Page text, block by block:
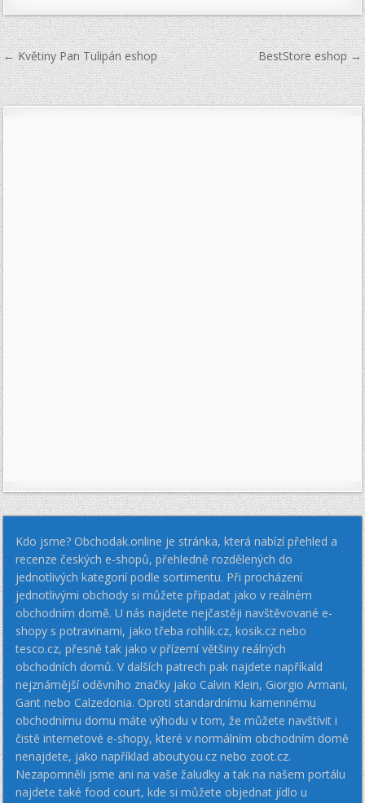
Navigace
pro
příspěvek
← Květiny Pan Tulipán eshop BestStore eshop →
Kdo jsme? Obchodak.online je stránka, která nabízí přehled a
recenze českých e-shopů, přehledně rozdělených do
jednotlivých kategorií podle sortimentu. Při procházení
jednotlivými obchody si můžete připadat jako v reálném
obchodním domě. U nás najdete nejčastěji navštěvované e-
shopy s potravinami, jako třeba rohlik.cz, kosik.cz nebo
tesco.cz, přesně tak jako v přízemí většiny reálných
obchodních domů. V dalších patrech pak najdete napříkald
nejznámější oděvního značky jako Calvin Klein, Giorgio Armani,
Gant nebo Calzedonia. Oproti standardnímu kamennému
obchodnímu domu máte výhodu v tom, že můžete navštívit i
čistě internetové e-shopy, které v normálním obchodním domě
nenajdete, jako například aboutyou.cz nebo zoot.cz.
Nezapomněli jsme ani na vaše žaludky a tak na našem portálu
najdete také food court, kde si můžete objednat jídlo u